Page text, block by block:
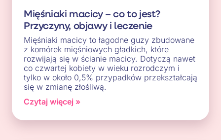
Mięśniaki macicy – co to jest?
Przyczyny, objawy i leczenie
Mięśniaki macicy to łagodne guzy zbudowane
z komórek mięśniowych gładkich, które
rozwijają się w ścianie macicy. Dotyczą nawet
co czwartej kobiety w wieku rozrodczym i
tylko w około 0,5% przypadków przekształcają
się w zmianę złośliwą.
Czytaj więcej »